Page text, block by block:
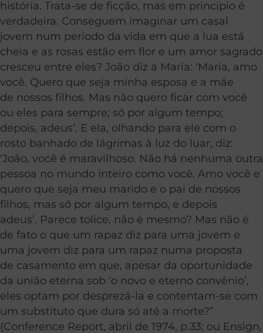
história. Trata-se de ficção, mas em princípio é
verdadeira. Conseguem imaginar um casal
jovem num período da vida em que a lua está
cheia e as rosas estão em flor e um amor sagrado
cresceu entre eles? João diz a Maria: ‘Maria, amo
você. Quero que seja minha esposa e a mãe
de nossos filhos. Mas não quero ficar com você
ou eles para sempre; só por algum tempo;
depois, adeus’. E ela, olhando para ele com o
rosto banhado de lágrimas à luz do luar, diz:
‘João, você é maravilhoso. Não há nenhuma outra
pessoa no mundo inteiro como você. Amo você e
quero que seja meu marido e o pai de nossos
filhos, mas só por algum tempo, e depois
adeus’. Parece tolice, não é mesmo? Mas não é
de fato o que um rapaz diz para uma jovem e
uma jovem diz para um rapaz numa proposta
de casamento em que, apesar da oportunidade
da união eterna sob ‘o novo e eterno convênio’,
eles optam por desprezá-la e contentam-se com
um substituto que dura só até a morte?”
(Conference Report, abril de 1974, p.33; ou Ensign,